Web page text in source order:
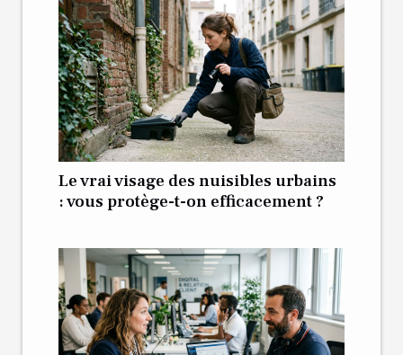
Le vrai visage des nuisibles urbains
: vous protège-t-on efficacement ?